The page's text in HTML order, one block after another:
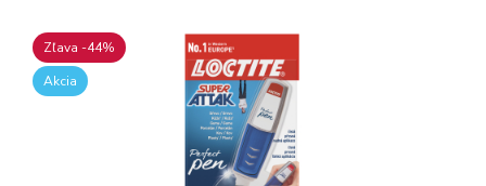
Zľava -44%
Akcia